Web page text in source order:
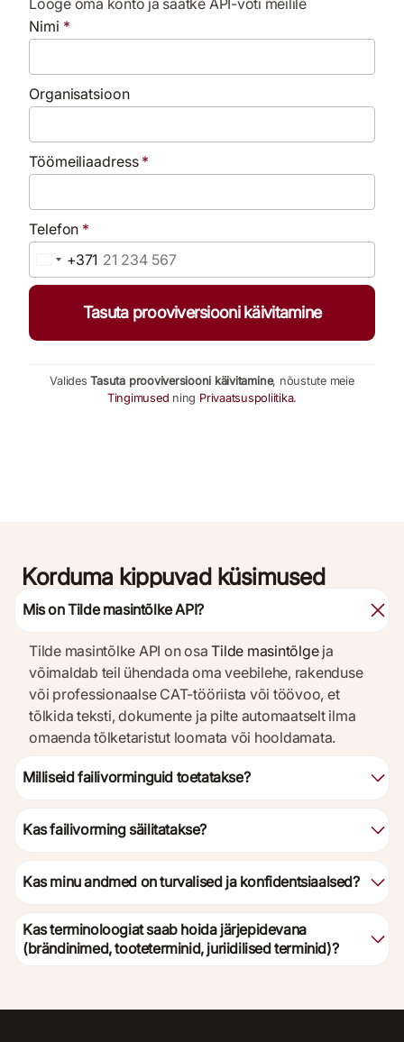
Nimi *
Organisatsioon
Töömeiliaadress *
Telefon *
Latvia +371
+371
Tasuta prooviversiooni käivitamine
ValidesTasuta prooviversiooni käivitamine, nõustute meie
Tingimused ning Privaatsuspoliitika.
Korduma kippuvad küsimused
Mis on Tilde masintõlke API?
Tilde masintõlke API on osaTilde masintõlge ja
võimaldab teil ühendada oma veebilehe, rakenduse
või professionaalse CAT-tööriista või töövoo, et
tõlkida teksti, dokumente ja pilte automaatselt ilma
omaenda tõlketaristut loomata või hooldamata.
Milliseid failivorminguid toetatakse?
Kas failivorming säilitatakse?
Kas minu andmed on turvalised ja konfidentsiaalsed?
Kas terminoloogiat saab hoida järjepidevana
(brändinimed, tooteterminid, juriidilised terminid)?